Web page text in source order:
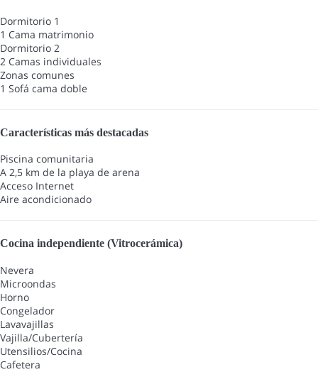
Dormitorio 1
1 Cama matrimonio
Dormitorio 2
2 Camas individuales
Zonas comunes
1 Sofá cama doble
Características más destacadas
Piscina comunitaria
A 2,5 km de la playa de arena
Acceso Internet
Aire acondicionado
Cocina independiente (Vitrocerámica)
Nevera
Microondas
Horno
Congelador
Lavavajillas
Vajilla/Cubertería
Utensilios/Cocina
Cafetera